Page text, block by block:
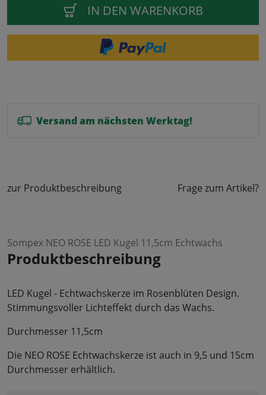
IN DEN WARENKORB
Versand am nächsten Werktag!
zur Produktbeschreibung Frage zum Artikel?
Sompex NEO ROSE LED Kugel 11,5cm Echtwachs
Produktbeschreibung
LED Kugel - Echtwachskerze im Rosenblüten Design.
Stimmungsvoller Lichteffekt durch das Wachs.
Durchmesser 11,5cm
Die NEO ROSE Echtwachskerze ist auch in 9,5 und 15cm
Durchmesser erhältlich.